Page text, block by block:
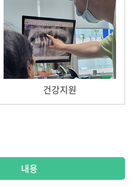
건강지원
내용